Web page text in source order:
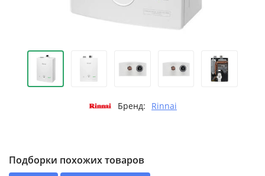
Бренд: Rinnai
Подборки похожих товаров